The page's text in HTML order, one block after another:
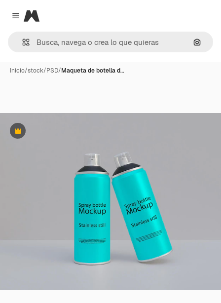
Close menu
Magnific
Inicio/stock/PSD/Maqueta de botella d…
Premium